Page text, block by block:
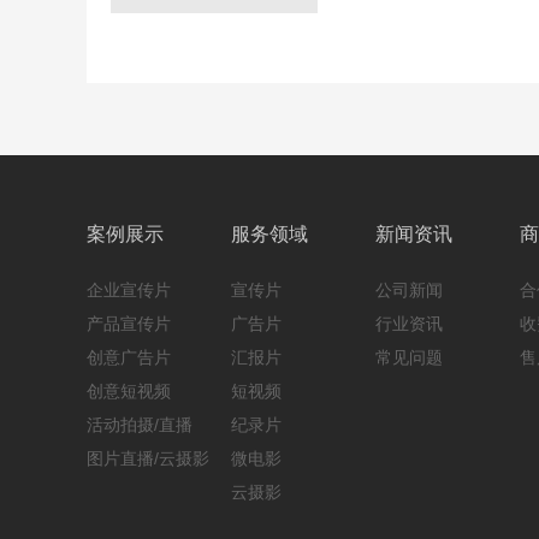
案例展示
企业宣传片
产品宣传片
创意广告片
创意短视频
活动拍摄/直播
图片直播/云摄影
服务领域
宣传片
广告片
汇报片
短视频
纪录片
微电影
云摄影
新闻资讯
公司新闻
行业资讯
常见问题